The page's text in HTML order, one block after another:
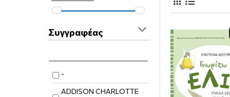
Συγγραφέας
-
ADDISON CHARLOTTE